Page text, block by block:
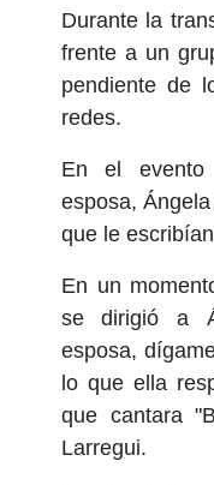
Durante la
frente a un
pendiente de
redes.
En el evento
esposa,
que le
En un
se dirigió a
esposa,
lo que ella
que cantara
Larregui.